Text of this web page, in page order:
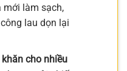
mới làm sạch,
lau dọn lại
cho nhiều